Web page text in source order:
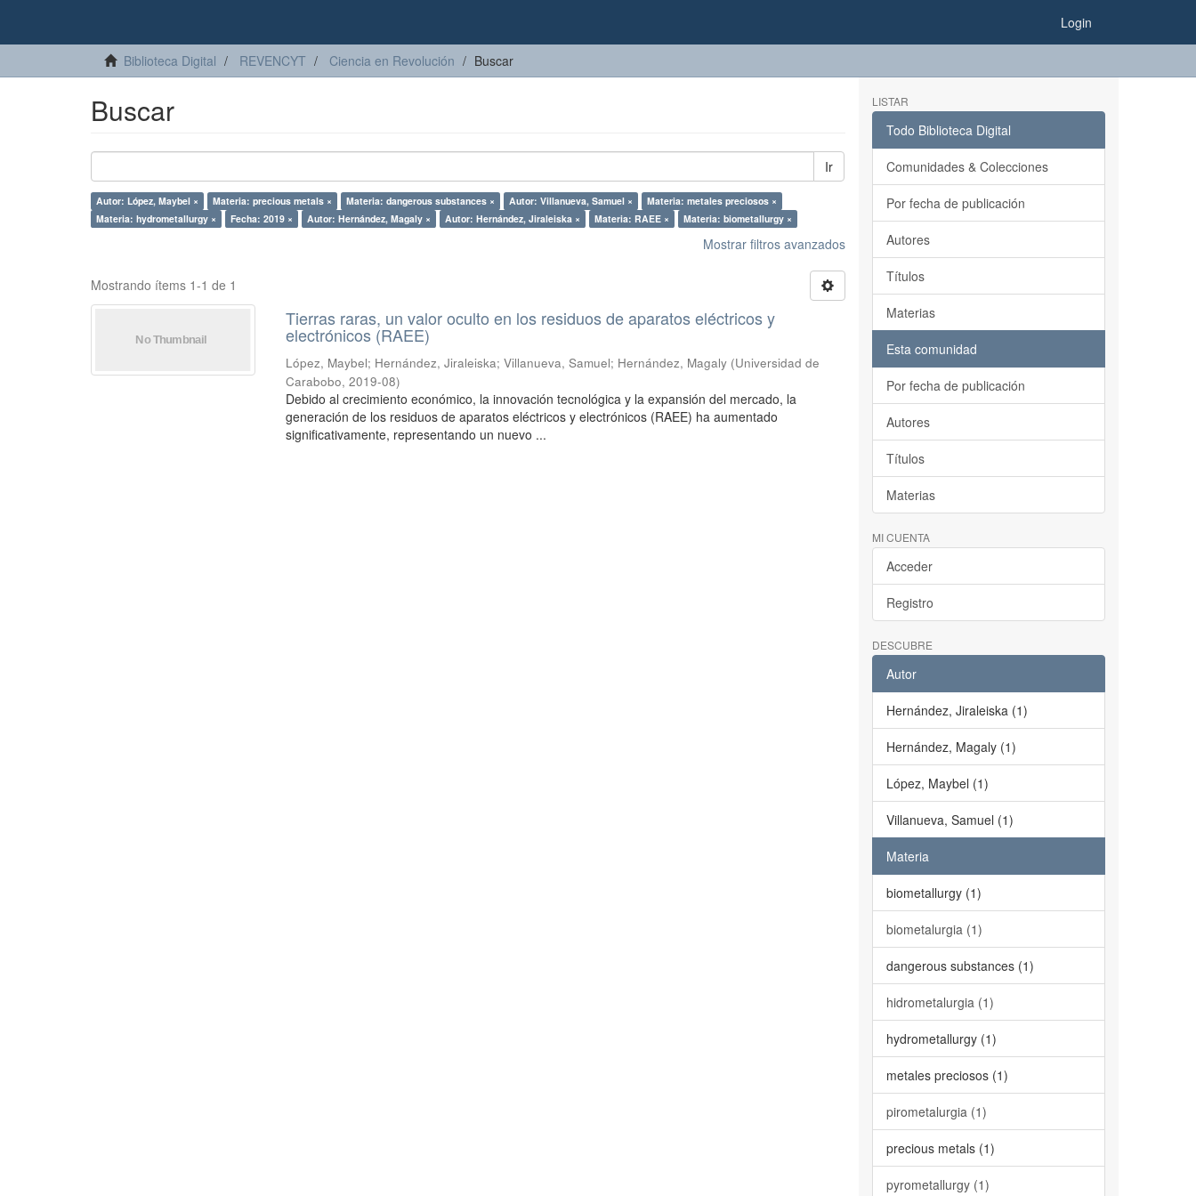
Login
Biblioteca Digital REVENCYT Ciencia en Revolución Buscar
Buscar
Ir
Autor: López, Maybel × Materia: precious metals × Materia: dangerous substances × Autor: Villanueva, Samuel ×
Materia: metales preciosos ×
Materia: hydrometallurgy ×
Fecha: 2019 × Autor: Hernández, Magaly × Autor: Hernández, Jiraleiska × Materia: RAEE × Materia: biometallurgy ×
Mostrar filtros avanzados
Mostrando ítems 1-1 de 1
Tierras raras, un valor oculto en los residuos de aparatos eléctricos y
electrónicos (RAEE)
López, Maybel; Hernández, Jiraleiska;Villanueva, Samuel; Hernández, Magaly (Universidad de
Carabobo,2019-08)
Debido al crecimiento económico, la innovación tecnológica y la expansión del mercado, la
generación de los residuos de aparatos eléctricos y electrónicos (RAEE) ha aumentado
significativamente, representando un nuevo ...
LISTAR
Todo Biblioteca Digital
Comunidades & Colecciones
Por fecha de publicación
Autores
Títulos
Materias
Esta comunidad
Por fecha de publicación
Autores
Títulos
Materias
MI CUENTA
Acceder
Registro
DESCUBRE
Autor
Hernández, Jiraleiska (1)
Hernández, Magaly (1)
López, Maybel (1)
Villanueva, Samuel (1)
Materia
biometallurgy (1)
biometalurgia (1)
dangerous substances (1)
hidrometalurgia (1)
hydrometallurgy (1)
metales preciosos (1)
pirometalurgia (1)
precious metals (1)
pyrometallurgy (1)